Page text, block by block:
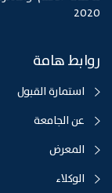
2020
روابط هامة
استمارة القبول
عن الجامعة
المعرض
الوكلاء